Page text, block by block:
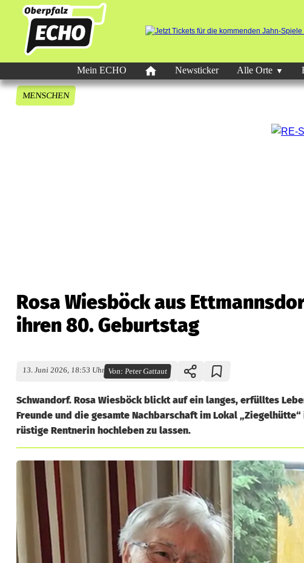
Mein ECHO Newsticker Alle Orte
MENSCHEN
Rosa Wiesböck aus
ihren 80. Geburtstag
13. Juni 2026, 18:53 Uhr Von:Peter Gattaut
Schwandorf. Rosa Wiesböck blickt auf ein langes, erfülltes
Freunde und die gesamte Nachbarschaft im Lokal
rüstige Rentnerin hochleben zu lassen.